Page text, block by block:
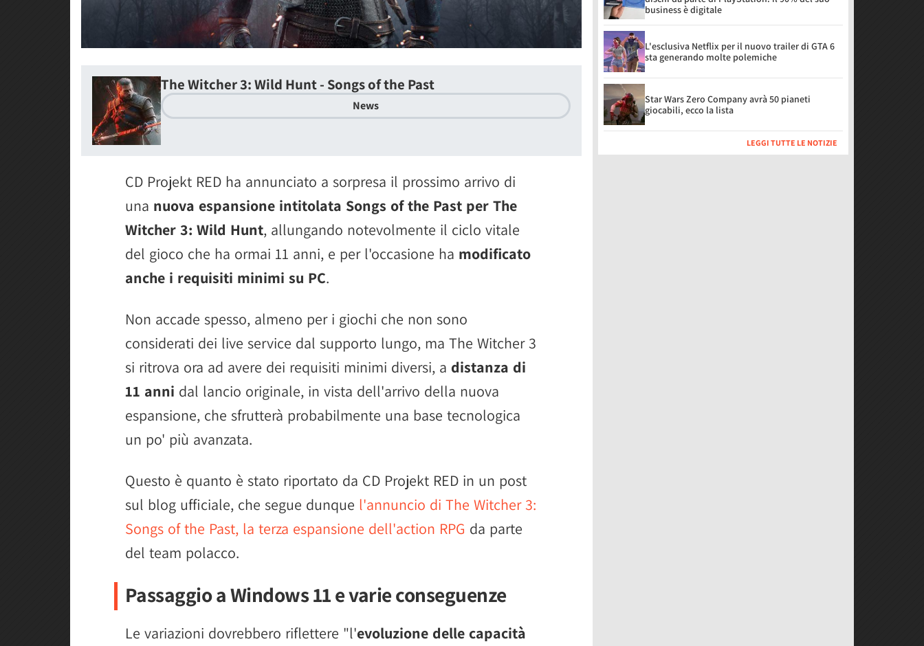
The Witcher 3: Wild Hunt - Songs of the Past
News
CD Projekt RED ha annunciato a sorpresa il prossimo arrivo di
una nuova espansione intitolata Songs of the Past per The
Witcher 3: Wild Hunt, allungando notevolmente il ciclo vitale
del gioco che ha ormai 11 anni, e per l'occasione ha modificato
anche i requisiti minimi su PC.
Non accade spesso, almeno per i giochi che non sono
considerati dei live service dal supporto lungo, ma The Witcher 3
si ritrova ora ad avere dei requisiti minimi diversi, a distanza di
11 anni dal lancio originale, in vista dell'arrivo della nuova
espansione, che sfrutterà probabilmente una base tecnologica
un po' più avanzata.
Questo è quanto è stato riportato da CD Projekt RED in un post
sul blog ufficiale, che segue dunque l'annuncio di The Witcher 3:
Songs of the Past, la terza espansione dell'action RPG da parte
del team polacco.
Passaggio a Windows 11 e varie conseguenze
Le variazioni dovrebbero riflettere "l'evoluzione delle capacità
business è digitale
L'esclusiva Netflix per il nuovo trailer di GTA 6
sta generando molte polemiche
Star Wars Zero Company avrà 50 pianeti
giocabili, ecco la lista
LEGGI TUTTE LE NOTIZIE